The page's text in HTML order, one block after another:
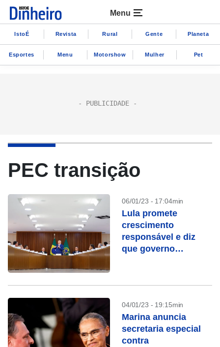
Menu
IstoÉ Revista Rural Gente Planeta
Esportes Menu Motorshow Mulher Pet
PEC transição
06/01/23 - 17:04min
Lula promete
crescimento
responsável e diz
que governo
04/01/23 - 19:15min
Marina anuncia
secretaria especial
contra